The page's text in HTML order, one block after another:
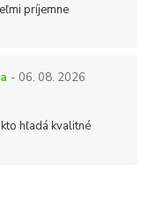
príjemne
- 06. 08. 2026
hľadá kvalitné